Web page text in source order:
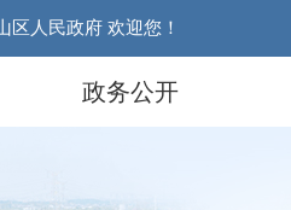
区人民政府 欢迎您！
政务公开